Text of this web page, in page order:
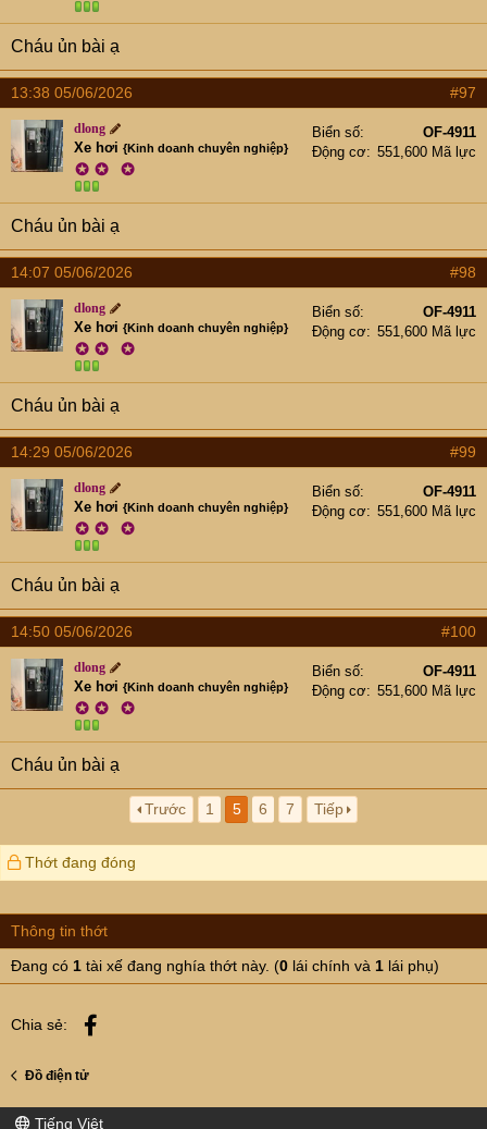
Cháu ủn bài ạ
13:38 05/06/2026 #97
dlong
Xe hơi {Kinh doanh chuyên nghiệp}
✪ ✪ ✪
Biển số
OF-4911
Động cơ
551,600 Mã lực
Cháu ủn bài ạ
14:07 05/06/2026 #98
dlong
Xe hơi {Kinh doanh chuyên nghiệp}
✪ ✪ ✪
Biển số
OF-4911
Động cơ
551,600 Mã lực
Cháu ủn bài ạ
14:29 05/06/2026 #99
dlong
Xe hơi {Kinh doanh chuyên nghiệp}
✪ ✪ ✪
Biển số
OF-4911
Động cơ
551,600 Mã lực
Cháu ủn bài ạ
14:50 05/06/2026 #100
dlong
Xe hơi {Kinh doanh chuyên nghiệp}
✪ ✪ ✪
Biển số
OF-4911
Động cơ
551,600 Mã lực
Cháu ủn bài ạ
Trước 1 5 6 7 Tiếp
Thớt đang đóng
Thông tin thớt
Đang có 1 tài xế đang nghía thớt này. (0 lái chính và 1 lái phụ)
Chia sẻ:
Đồ điện tử
Tiếng Việt